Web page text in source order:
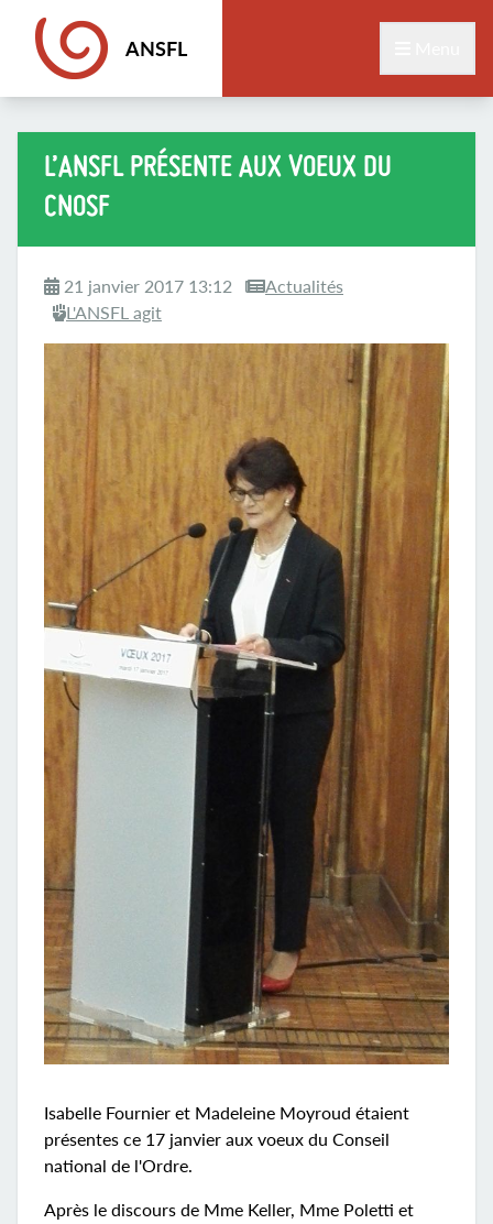
ANSFL
L’ANSFL PRÉSENTE AUX VOEUX DU
CNOSF
21 janvier 2017 13:12
Actualités
L'ANSFL agit
Isabelle Fournier et Madeleine Moyroud étaient
présentes ce 17 janvier aux voeux du Conseil
national de l'Ordre.
Après le discours de Mme Keller, Mme Poletti et